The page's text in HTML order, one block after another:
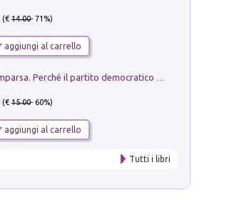
(€14.00- 71%)
aggiungi al carrello
(€15.00- 60%)
aggiungi al carrello
Tutti i libri